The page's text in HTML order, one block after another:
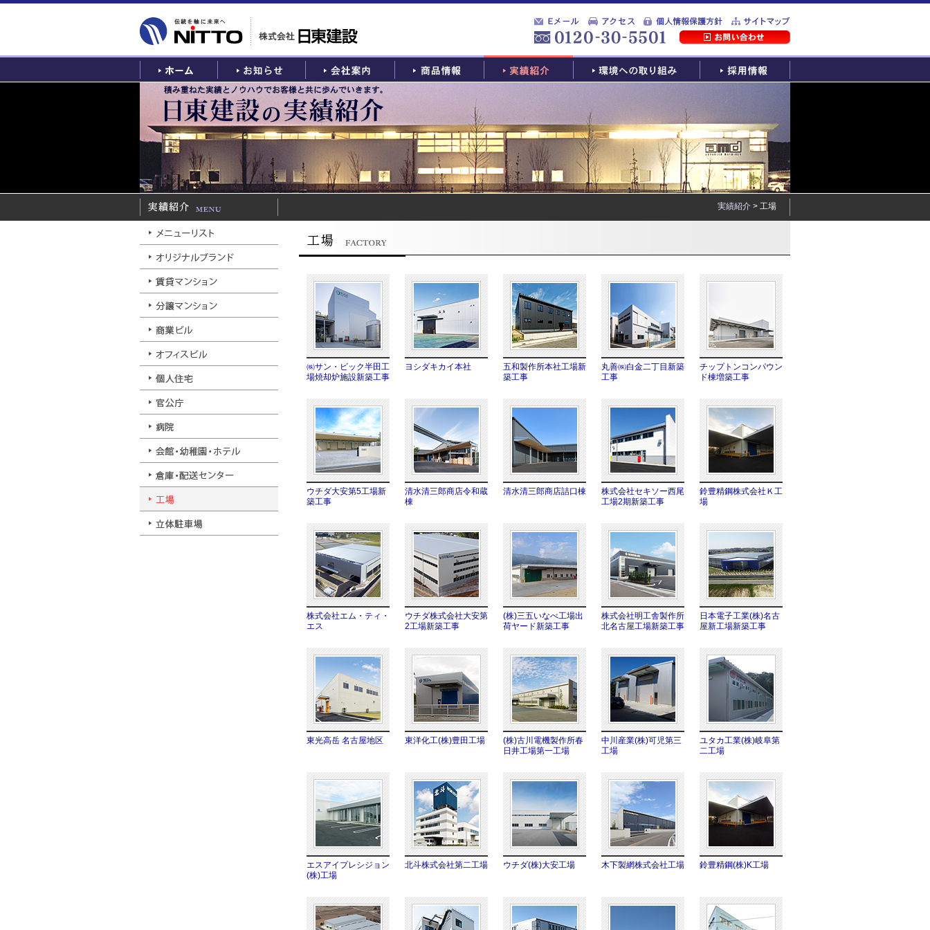
実績紹介 > 工場
㈱サン・ビック半田工
場焼却炉施設新築工事
ヨシダキカイ本社
五和製作所本社工場新
築工事
丸善㈱白金二丁目新築
工事
チップトンコンパウン
ド棟増築工事
ウチダ大安第5工場新
築工事
清水清三郎商店令和蔵
棟
清水清三郎商店詰口棟
株式会社セキソー西尾
工場2期新築工事
鈴豊精鋼株式会社Ｋ工
場
株式会社エム・ティ・
エス
ウチダ株式会社大安第
2工場新築工事
(株)三五いなべ工場出
荷ヤード新築工事
株式会社明工舎製作所
北名古屋工場新築工事
日本電子工業(株)名古
屋新工場新築工事
東光高岳 名古屋地区 東洋化工(株)豊田工場
(株)古川電機製作所春
日井工場第一工場
中川産業(株)可児第三
工場
ユタカ工業(株)岐阜第
二工場
エスアイプレシジョン
(株)工場
北斗株式会社第二工場 ウチダ(株)大安工場 木下製網株式会社工場 鈴豊精鋼(株)K工場